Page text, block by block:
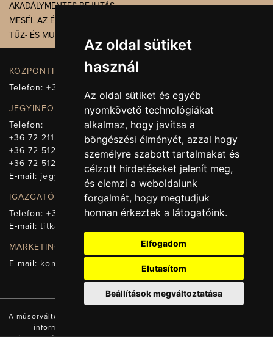
Az oldal sütiket
használ
Az oldal sütiket és egyéb
nyomkövető technológiákat
alkalmaz, hogy javítsa a
böngészési élményét, azzal hogy
személyre szabott tartalmakat és
célzott hirdetéseket jelenít meg,
és elemzi a weboldalunk
forgalmát, hogy megtudjuk
honnan érkeztek a látogatóink.
Elfogadom
Elutasítom
Beállítások megváltoztatása
AKADÁLYMENTES BEJUTÁS
MESÉL AZ ÉPÜLET
TŰZ- ÉS MUNKAVÉDELEM
KÖZPONTI ELÉRHETŐSÉG, TELEFONKÖZPONT
Telefon:+36 72 512-660
JEGYINFORMÁCIÓ
Telefon:
+36 72 211-965
+36 72 512-669
+36 72 512-675
E-mail: jegy@pnsz.hu
IGAZGATÓSÁG, TITKÁRSÁG
Telefon:+36 72 512-671
E-mail:titkarsag@pnsz.hu
MARKETING, SAJTÓ, KOMMUNIKÁCIÓ
E-mail: kommunikacio@pnsz.hu
A műsorváltozás jogát fenntartjuk! A honlapon található valamennyi
információ a Pécsi Nemzeti Színház tulajdonát képezi.